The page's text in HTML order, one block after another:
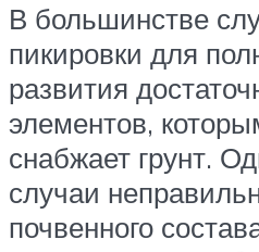
В большинстве
пикировки для
развития
элементов,
снабжает грунт.
случаи
почвенного